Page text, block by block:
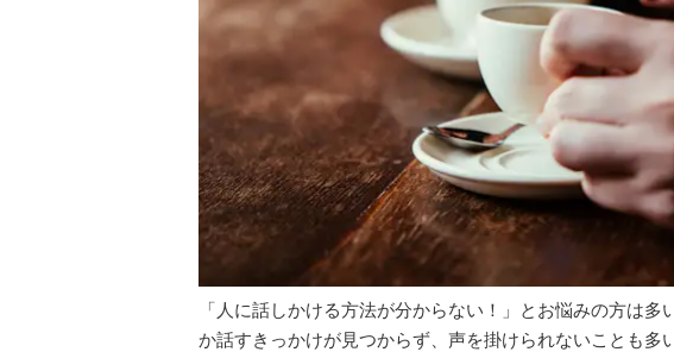
「人に話しかける方法が分からない！」とお悩みの方は
か話すきっかけが見つからず、声を掛けられないことも多